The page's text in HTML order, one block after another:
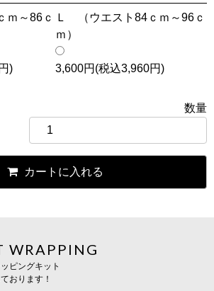
ｍ～86ｃ Ｌ （ウエスト84ｃｍ～96ｃ
ｍ）
) 3,600円(税込3,960円)
数量
カートに入れる
WRAPPING
ピングキット
おります！